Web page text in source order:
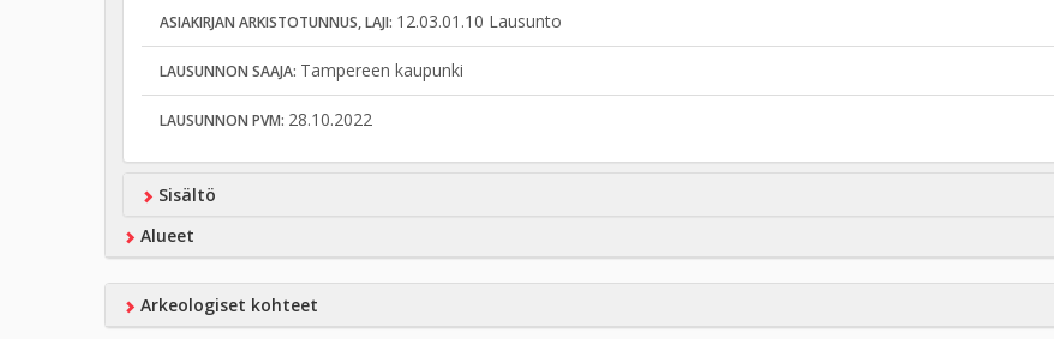
ASIAKIRJAN ARKISTOTUNNUS, LAJI: 12.03.01.10 Lausunto
LAUSUNNON SAAJA: Tampereen kaupunki
LAUSUNNON PVM: 28.10.2022
Sisältö
Alueet
Arkeologiset kohteet